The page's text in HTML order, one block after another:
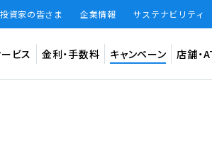
投資家の皆さま 企業情報 サステナビリティ
ビス 金利・手数料 キャンペーン 店舗・